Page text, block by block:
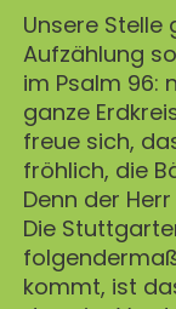
Unsere
Aufzählung
im Psalm 96:
ganze
freue sich,
fröhlich, die
Denn der
Die
kommt, ist